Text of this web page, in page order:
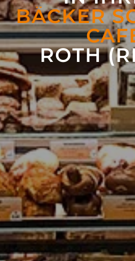
BÄCKER
ROTH